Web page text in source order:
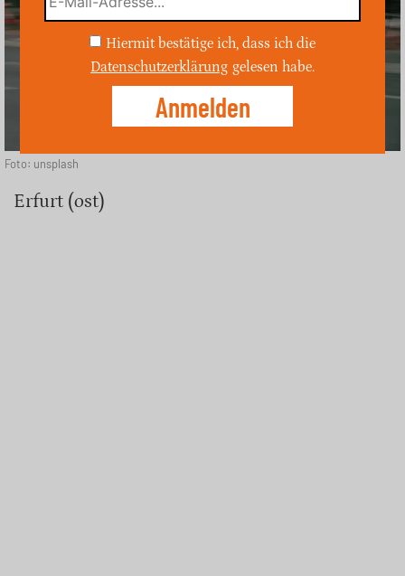
Foto: unsplash
Erfurt (ost)
Hiermit bestätige ich, dass ich die
Datenschutzerklärung gelesen habe.